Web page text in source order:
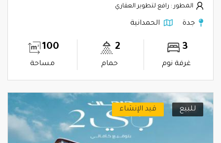
المطور : رافع لتطوير العقاري
جدة الحمدانية
3
غرفة نوم
2
حمام
100
مساحة
للبيع قيد الإنشاء